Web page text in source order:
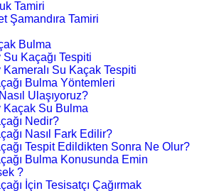
Tamiri
Şamandıra Tamiri
Bulma
Kaçağı Tespiti
Kameralı Su Kaçak Tespiti
Bulma Yöntemleri
Ulaşıyoruz?
Kaçak Su Bulma
Nedir?
Nasıl Fark Edilir?
Tespit Edildikten Sonra Ne Olur?
Bulma Konusunda Emin
?
İçin Tesisatçı Çağırmak